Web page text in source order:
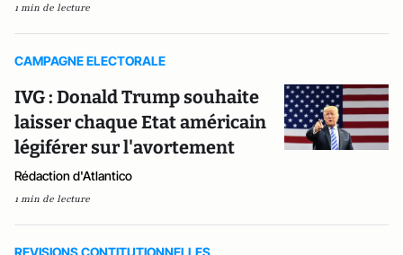
1 min de lecture
CAMPAGNE ELECTORALE
IVG : Donald Trump souhaite
laisser chaque Etat américain
légiférer sur l'avortement
Rédaction d'Atlantico
1 min de lecture
REVISIONS CONTITUTIONNELLES